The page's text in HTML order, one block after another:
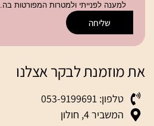
למענה לפנייתי ולמטרות המפורטות בה.
שליחה
את מוזמנת לבקר אצלנו
טלפון: 053-9199691
המשביר 4, חולון